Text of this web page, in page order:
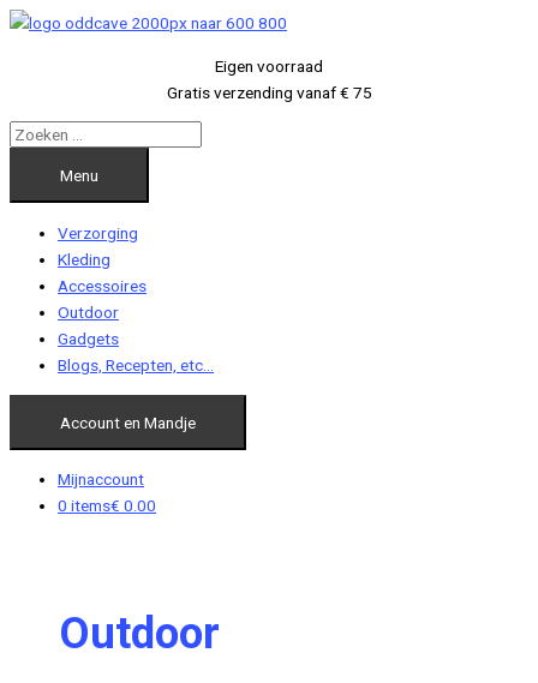
Ga
Eigen voorraad
Gratis verzending vanaf € 75
Menu
Verzorging
Kleding
Accessoires
Outdoor
Gadgets
Blogs, Recepten, etc…
Account en Mandje
Mijnaccount
0 items€ 0.00
Outdoor